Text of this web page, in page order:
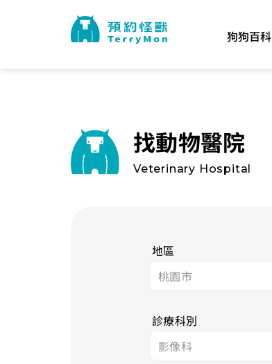
狗狗百科
找動物醫院
Veterinary Hospital
地區
診療科別